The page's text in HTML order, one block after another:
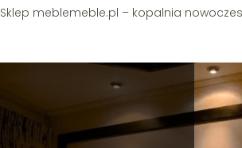
Sklep meblemeble.pl – kopalnia